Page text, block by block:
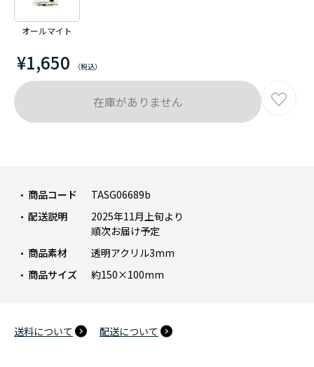
¥1,650
商品コード
TASG06689b
配送説明
2025年11月上旬より
順次お届け予定
商品素材
透明アクリル3mm
商品サイズ
約150×100mm
送料について 配送について
オールマイト
在庫がありません